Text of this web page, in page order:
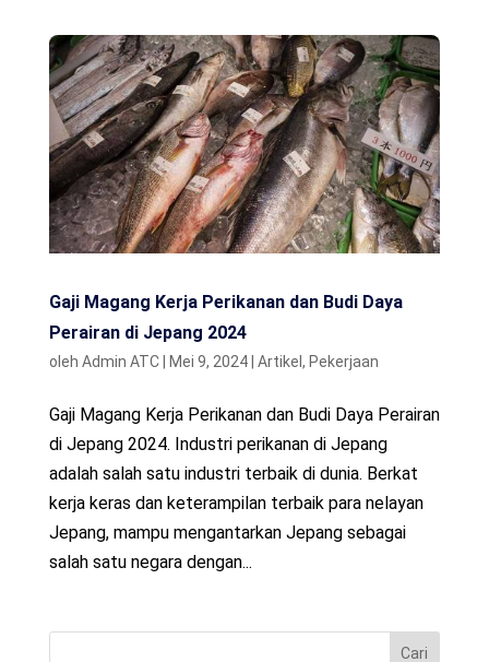
Gaji Magang Kerja Perikanan dan Budi Daya
Perairan di Jepang 2024
oleh Admin ATC| Mei 9, 2024| Artikel , Pekerjaan
Gaji Magang Kerja Perikanan dan Budi Daya Perairan
di Jepang 2024. Industri perikanan di Jepang
adalah salah satu industri terbaik di dunia. Berkat
kerja keras dan keterampilan terbaik para nelayan
Jepang, mampu mengantarkan Jepang sebagai
salah satu negara dengan...